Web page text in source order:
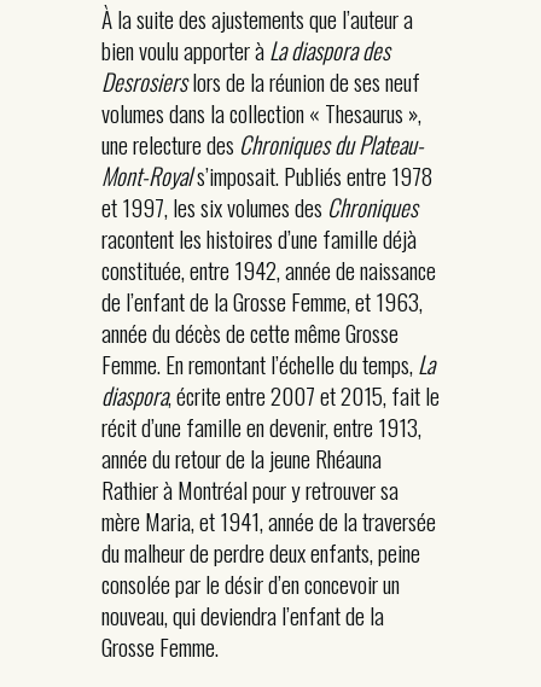
À la suite des ajustements que l’auteur a
bien voulu apporter àLadiaspora des
Desrosierslors de la réunion de ses neuf
volumes dans la collection « Thesaurus »,
une relecture des Chroniques duPlateau-
Mont-Royals’imposait. Publiés entre 1978
et 1997, les six volumes des Chroniques
racontent les histoires d’une famille déjà
constituée, entre 1942, année de naissance
de l’enfant de la Grosse Femme, et 1963,
année du décès de cette même Grosse
Femme. En remontant l’échelle du temps,La
diaspora, écrite entre 2007 et 2015, fait le
récit d’une famille en devenir, entre 1913,
année du retour de la jeune Rhéauna
Rathier à Montréal pour y retrouver sa
mère Maria, et 1941, année de la traversée
du malheur de perdre deux enfants, peine
consolée par le désir d’en concevoir un
nouveau, qui deviendra l’enfant de la
Grosse Femme.